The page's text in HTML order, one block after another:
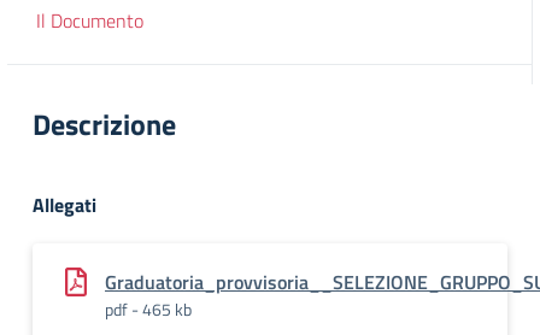
Il Documento
Descrizione
Allegati
pdf - 465 kb